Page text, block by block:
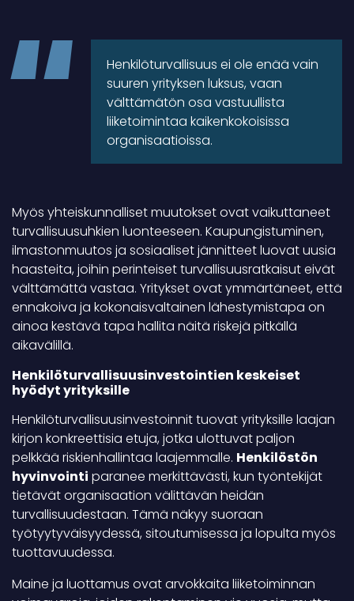
Henkilöturvallisuus ei ole enää vain
suuren yrityksen luksus, vaan
välttämätön osa vastuullista
liiketoimintaa kaikenkokoisissa
organisaatioissa.
Myös yhteiskunnalliset muutokset ovat vaikuttaneet
turvallisuusuhkien luonteeseen. Kaupungistuminen,
ilmastonmuutos ja sosiaaliset jännitteet luovat uusia
haasteita, joihin perinteiset turvallisuusratkaisut eivät
välttämättä vastaa. Yritykset ovat ymmärtäneet, että
ennakoiva ja kokonaisvaltainen lähestymistapa on
ainoa kestävä tapa hallita näitä riskejä pitkällä
aikavälillä.
Henkilöturvallisuusinvestointien keskeiset
hyödyt yrityksille
Henkilöturvallisuusinvestoinnit tuovat yrityksille laajan
kirjon konkreettisia etuja, jotka ulottuvat paljon
pelkkää riskienhallintaa laajemmalle. Henkilöstön
hyvinvointi paranee merkittävästi, kun työntekijät
tietävät organisaation välittävän heidän
turvallisuudestaan. Tämä näkyy suoraan
työtyytyväisyydessä, sitoutumisessa ja lopulta myös
tuottavuudessa.
Maine ja luottamus ovat arvokkaita liiketoiminnan